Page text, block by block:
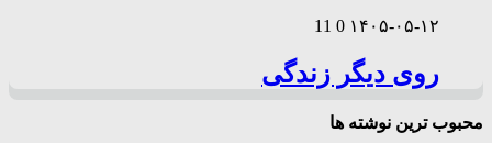
۱۴۰۵-۰۵-۱۲ 0
11
روی دیگر زندگی
محبوب ترین نوشته ها